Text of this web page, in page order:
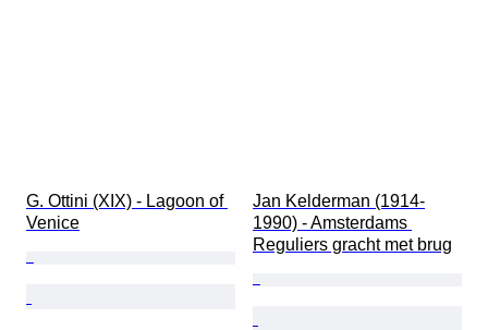
G. Ottini (XIX) - Lagoon of
Venice
Jan Kelderman (1914-
1990) - Amsterdams
Reguliers gracht met brug